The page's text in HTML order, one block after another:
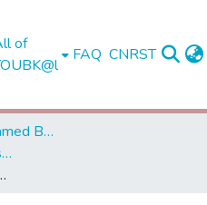
of
FAQ CNRST
Université Sidi Mohamed Ben Abdellah de Fès
Faculté des Lettres et des Sciences Humaines - Dhar El Mahraz - Fès
ديناميات التدين النسائي